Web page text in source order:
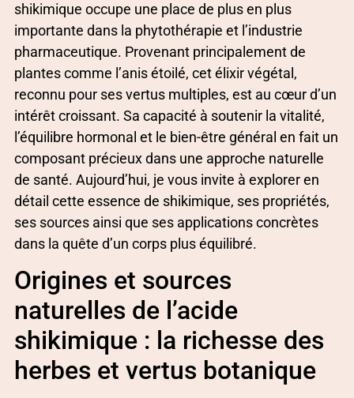
shikimique occupe une place de plus en plus
importante dans la phytothérapie et l’industrie
pharmaceutique. Provenant principalement de
plantes comme l’anis étoilé, cet élixir végétal,
reconnu pour ses vertus multiples, est au cœur d’un
intérêt croissant. Sa capacité à soutenir la vitalité,
l’équilibre hormonal et le bien-être général en fait un
composant précieux dans une approche naturelle
de santé. Aujourd’hui, je vous invite à explorer en
détail cette essence de shikimique, ses propriétés,
ses sources ainsi que ses applications concrètes
dans la quête d’un corps plus équilibré.
Origines et sources
naturelles de l’acide
shikimique : la richesse des
herbes et vertus botanique